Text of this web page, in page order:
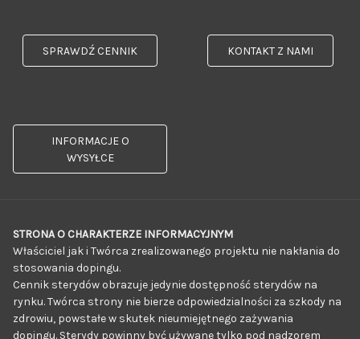
SPRAWDŹ CENNIK KONTAKT Z NAMI
INFORMACJE O
WYSYŁCE
STRONA O CHARAKTERZE INFORMACYJNYM
Właściciel jak i Twórca zrealizowanego projektu nie nakłania do
stosowania dopingu.
Cennik sterydów obrazuje jedynie dostępność sterydów na
rynku. Twórca strony nie bierze odpowiedzialności za szkody na
zdrowiu, powstałe w skutek nieumiejętnego zażywania
dopingu. Sterydy powinny być używane tylko pod nadzorem